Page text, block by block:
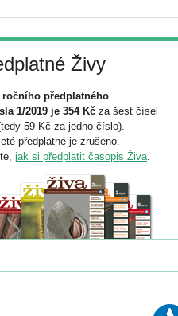
Živy
ročního předplatného
1/2019 je 354 Kč za šest čísel
59 Kč za jedno číslo).
předplatné je zrušeno.
jak si předplatit časopis Živa.